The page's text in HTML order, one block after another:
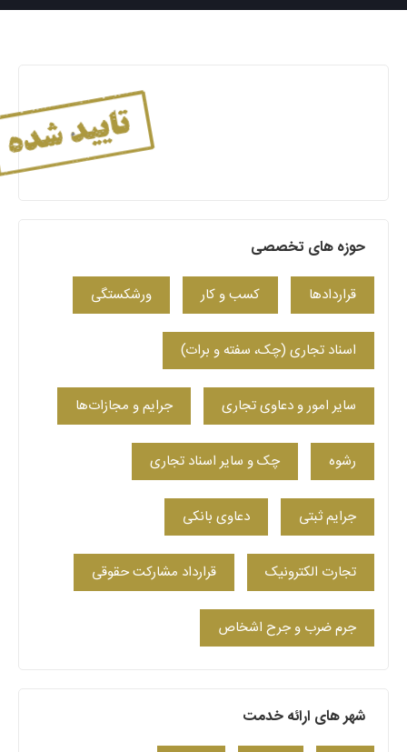
حوزه های تخصصی
قراردادها کسب‌ و کار ورشکستگی
اسناد تجاری (چک، سفته و برات)
سایر امور و دعاوی تجاری جرایم و مجازات‌ها
رشوه چک و سایر اسناد تجاری
جرایم ثبتی دعاوی بانکی
تجارت الکترونیک قرارداد مشارکت حقوقی
جرم ضرب و جرح اشخاص
شهر های ارائه خدمت